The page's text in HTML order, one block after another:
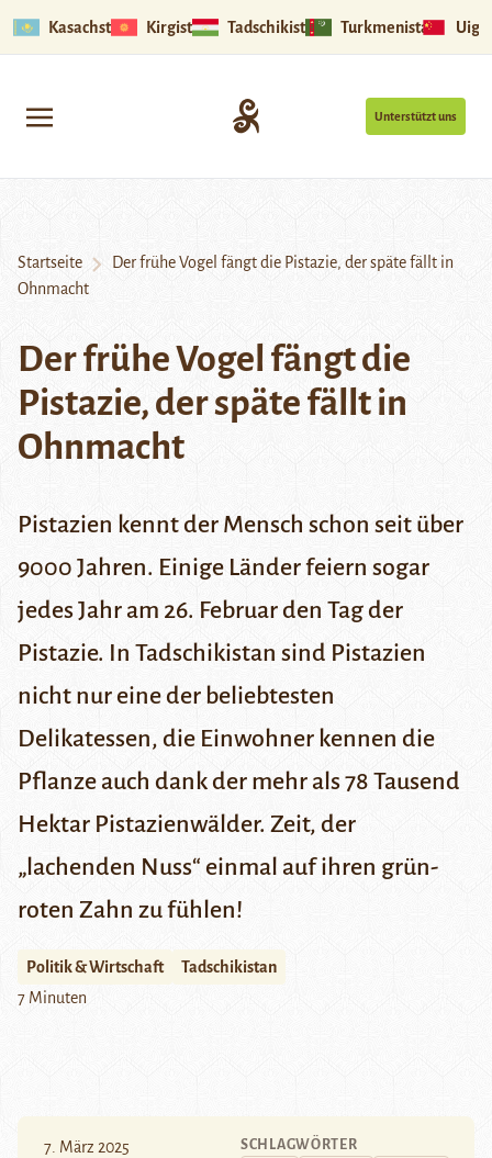
Kasachstan Kirgistan Tadschikistan Turkmenistan
Unterstützt uns
Startseite
Der frühe Vogel fängt die Pistazie, der späte fällt in
Ohnmacht
Der frühe Vogel fängt die
Pistazie, der späte fällt in
Ohnmacht
Pistazien kennt der Mensch schon seit über
9000 Jahren. Einige Länder feiern sogar
jedes Jahr am 26. Februar den Tag der
Pistazie. In Tadschikistan sind Pistazien
nicht nur eine der beliebtesten
Delikatessen, die Einwohner kennen die
Pflanze auch dank der mehr als 78 Tausend
Hektar Pistazienwälder. Zeit, der
„lachenden Nuss“ einmal auf ihren grün-
roten Zahn zu fühlen!
Politik & Wirtschaft
Tadschikistan
7 Minuten
7. März 2025 SCHLAGWÖRTER